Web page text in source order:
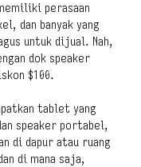
perasaan
dan banyak yang
untuk dijual. Nah,
dok speaker
$100.
tablet yang
speaker portabel,
di dapur atau ruang
di mana saja,